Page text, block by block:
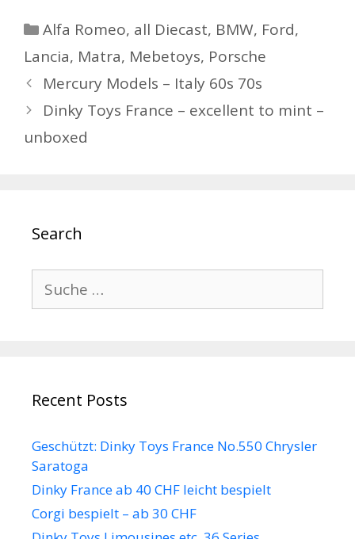
Kategorien
Alfa Romeo, all Diecast, BMW, Ford,
Lancia, Matra, Mebetoys, Porsche
Beitrags-
Navigation
Mercury Models – Italy 60s 70s
Dinky Toys France – excellent to mint –
unboxed
Search
nach:
Recent Posts
Geschützt: Dinky Toys France No.550 Chrysler
Saratoga
Dinky France ab 40 CHF leicht bespielt
Corgi bespielt – ab 30 CHF